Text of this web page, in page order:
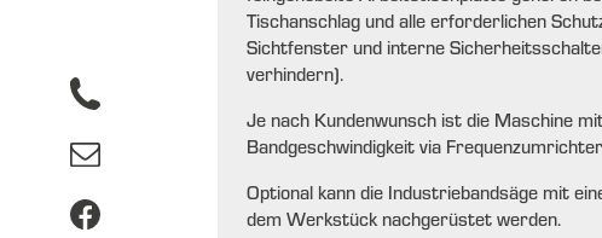
Tischanschlag und alle erforderlichen
Sichtfenster und interne
verhindern).
Je nach Kundenwunsch ist die Maschine
Bandgeschwindigkeit via
Optional kann die Industriebandsäge mit
dem Werkstück nachgerüstet werden.